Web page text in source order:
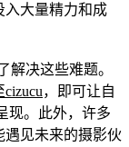
入大量精力和成
解决这些难题。
，即可让自
现。此外，许多
遇见未来的摄影伙